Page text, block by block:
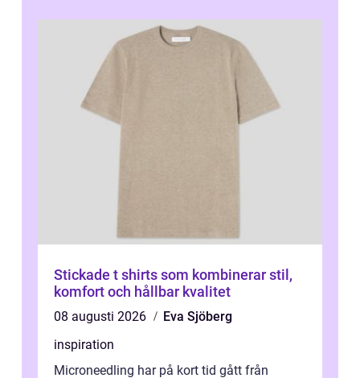
Stickade t shirts som kombinerar stil,
komfort och hållbar kvalitet
08 augusti 2026
Eva Sjöberg
inspiration
Microneedling har på kort tid gått från